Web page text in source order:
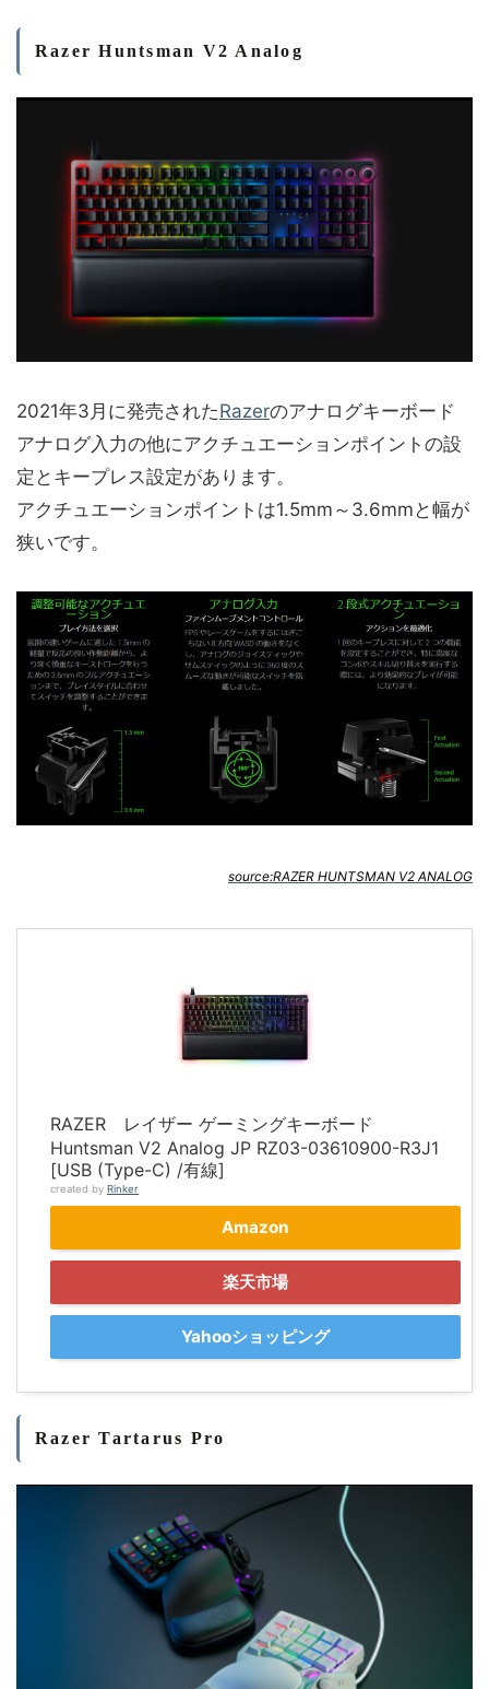
Razer Huntsman V2 Analog
2021年3月に発売されたRazerのアナログキーボード
アナログ入力の他にアクチュエーションポイントの設
定とキープレス設定があります。
アクチュエーションポイントは1.5mm～3.6mmと幅が
狭いです。
source:RAZER HUNTSMAN V2 ANALOG
RAZER レイザー ゲーミングキーボード
Huntsman V2 Analog JP RZ03-03610900-R3J1
[USB (Type-C) /有線]
created by Rinker
Amazon
楽天市場
Yahooショッピング
Razer Tartarus Pro